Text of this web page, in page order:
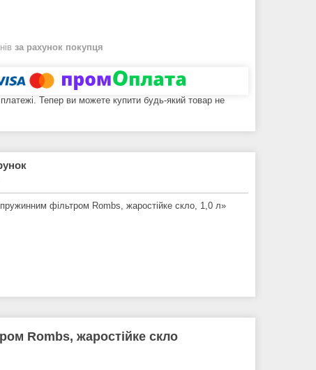
за рахунок покупця
платежі. Тепер ви можете купити будь-який товар не
фільтром Rombs, жаростійке скло, 1,0 л»
Rombs, жаростійке скло